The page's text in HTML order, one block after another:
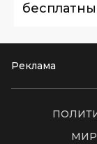
Реклама
МИР